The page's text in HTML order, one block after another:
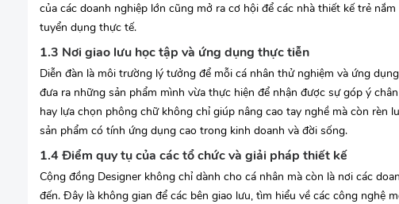
của các doanh nghiệp lớn cũng mở ra cơ hội để các nhà thiết kế trẻ
tuyển dụng thực tế.
1.3 Nơi giao lưu học tập và ứng dụng thực tiễn
Diễn đàn là môi trường lý tưởng để mỗi cá nhân thử nghiệm và ứng
đưa ra những sản phẩm mình vừa thực hiện để nhận được sự góp ý
hay lựa chọn phông chữ không chỉ giúp nâng cao tay nghề mà còn
sản phẩm có tính ứng dụng cao trong kinh doanh và đời sống.
1.4 Điểm quy tụ của các tổ chức và giải pháp thiết kế
Cộng đồng Designer không chỉ dành cho cá nhân mà còn là nơi các
đến. Đây là không gian để các bên giao lưu, tìm hiểu về các công nghệ